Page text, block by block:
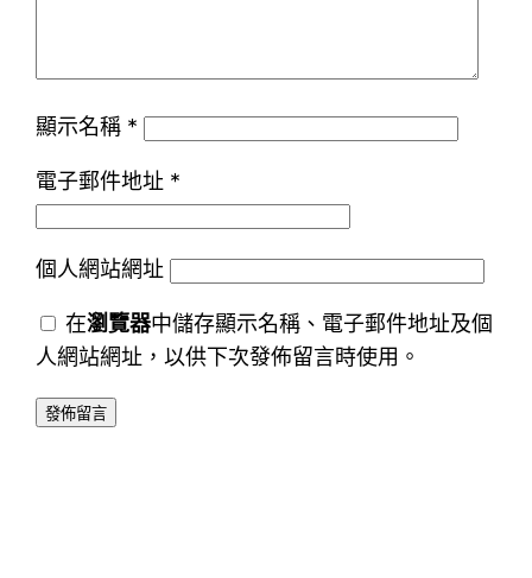
顯示名稱 *
電子郵件地址 *
個人網站網址
在瀏覽器中儲存顯示名稱、電子郵件地址及個
人網站網址，以供下次發佈留言時使用。